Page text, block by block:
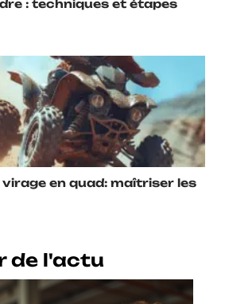
: techniques et étapes
virage en quad: maîtriser les
de l'actu